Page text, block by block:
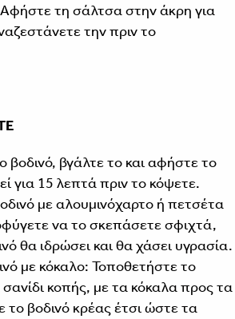
τη σάλτσα στην άκρη για
την πριν το
βοδινό, βγάλτε το και αφήστε το
για 15 λεπτά πριν το κόψετε.
με αλουμινόχαρτο ή πετσέτα
να το σκεπάσετε σφιχτά,
θα ιδρώσει και θα χάσει υγρασία.
με κόκαλο: Τοποθετήστε το
σανίδι κοπής, με τα κόκαλα προς τα
το βοδινό κρέας έτσι ώστε τα